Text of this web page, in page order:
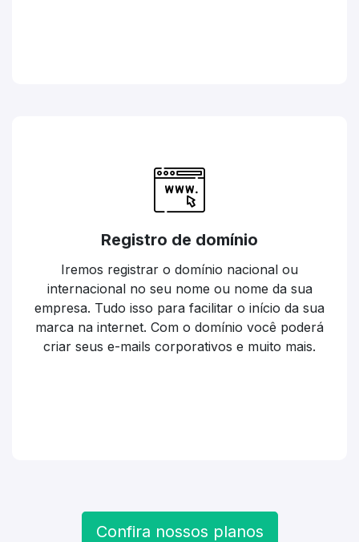
Registro de domínio
Iremos registrar o domínio nacional ou
internacional no seu nome ou nome da sua
empresa. Tudo isso para facilitar o início da sua
marca na internet. Com o domínio você poderá
criar seus e-mails corporativos e muito mais.
Confira nossos planos